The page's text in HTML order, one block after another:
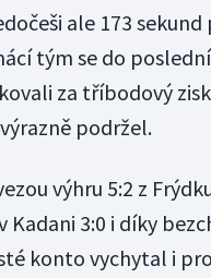
ale 173
tým se do
za tříbodový
podržel.
výhru 5:2 z
Kadani 3:0 i díky
konto vychytal i